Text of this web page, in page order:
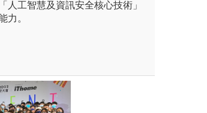
人工智慧及資訊安全核心技術」
力。